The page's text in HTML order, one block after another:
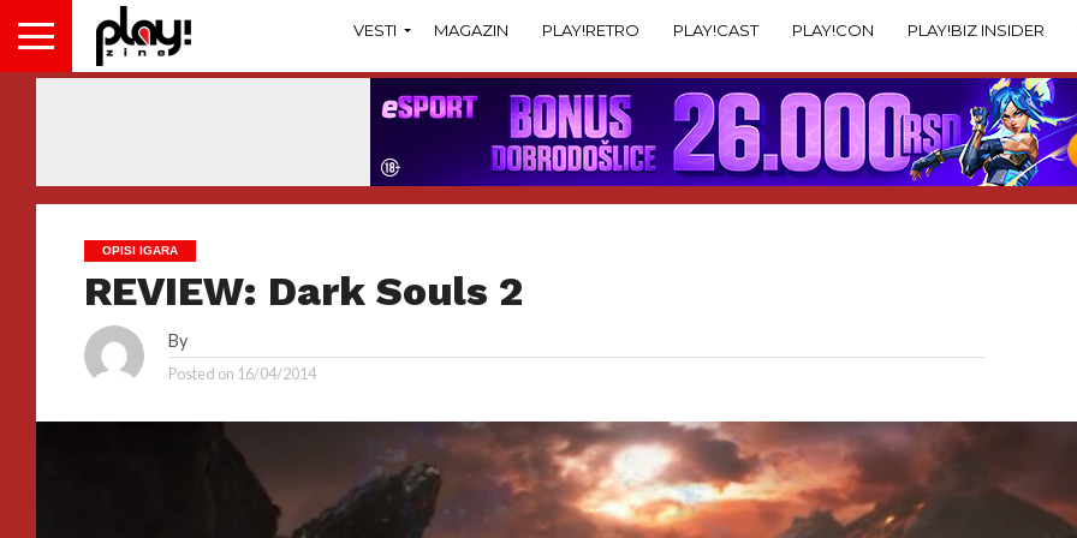
VESTI MAGAZIN PLAY!RETRO PLAY!CAST PLAY!CON PLAY!BIZ INSIDER
OPISI IGARA
REVIEW: Dark Souls 2
By
Posted on 16/04/2014